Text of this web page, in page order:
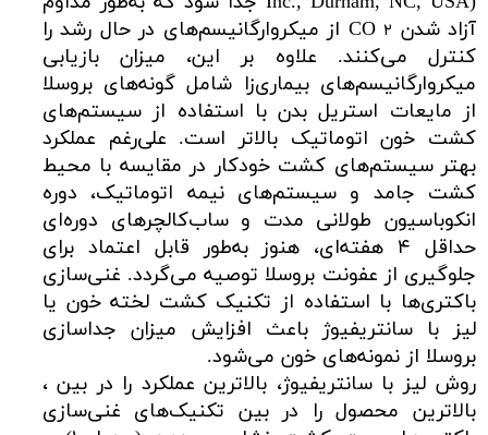
آزاد شدن ۲
CO از میکروارگانیسم‌های در حال رشد را
کنترل می‌کنند. علاوه بر این، میزان بازیابی
میکروارگانیسم‌های بیماری‌زا شامل گونه‌های بروسلا
از مایعات استریل بدن با استفاده از سیستم‌های
کشت خون اتوماتیک بالاتر است. علی‌رغم عملکرد
بهتر سیستم‌های کشت خودکار در مقایسه با محیط
کشت جامد و سیستم‌های نیمه اتوماتیک، دوره
انکوباسیون طولانی مدت و ساب‌کالچرهای دوره‌ای
حداقل ۴ هفته‌ای، هنوز به‌طور قابل اعتماد برای
جلوگیری از عفونت بروسلا توصیه می‌گردد. غنی‌سازی
باکتری‌ها با استفاده از تکنیک کشت لخته خون یا
لیز با سانتریفیوژ باعث افزایش میزان جداسازی
بروسلا از نمونه‌های خون می‌شود.
روش لیز با سانتریفیوژ، بالاترین عملکرد را در بین ،
بالاترین محصول را در بین تکنیک‌های غنی‌سازی